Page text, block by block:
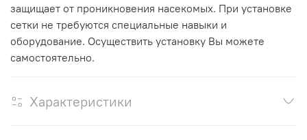
защищает от проникновения насекомых. При установке
сетки не требуются специальные навыки и
оборудование. Осуществить установку Вы можете
самостоятельно.
Характеристики